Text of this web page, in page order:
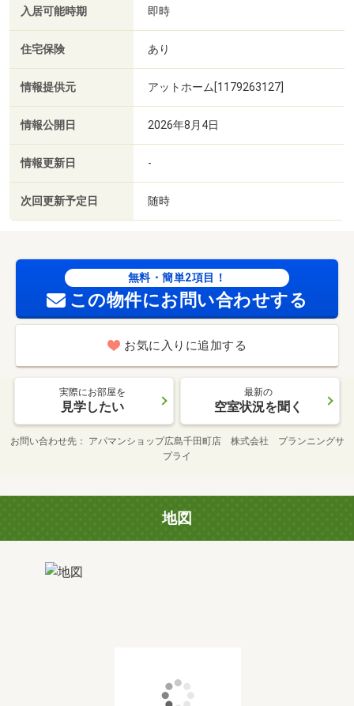
入居可能時期 即時
住宅保険 あり
情報提供元 アットホーム[1179263127]
情報公開日 2026年8月4日
情報更新日 -
次回更新予定日 随時
無料・簡単2項目！
この物件にお問い合わせする
お気に入りに追加する
実際にお部屋を
見学したい
最新の
空室状況を聞く
お問い合わせ先
アパマンショップ広島千田町店 株式会社 プランニングサ
プライ
地図